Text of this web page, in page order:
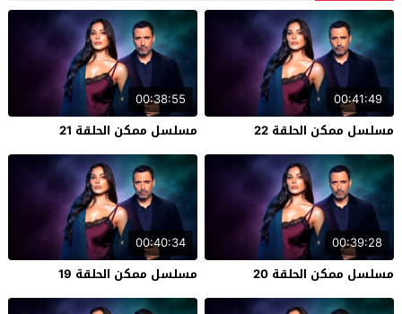
00:41:49
مسلسل ممكن الحلقة 22
00:38:55
مسلسل ممكن الحلقة 21
00:39:28
مسلسل ممكن الحلقة 20
00:40:34
مسلسل ممكن الحلقة 19